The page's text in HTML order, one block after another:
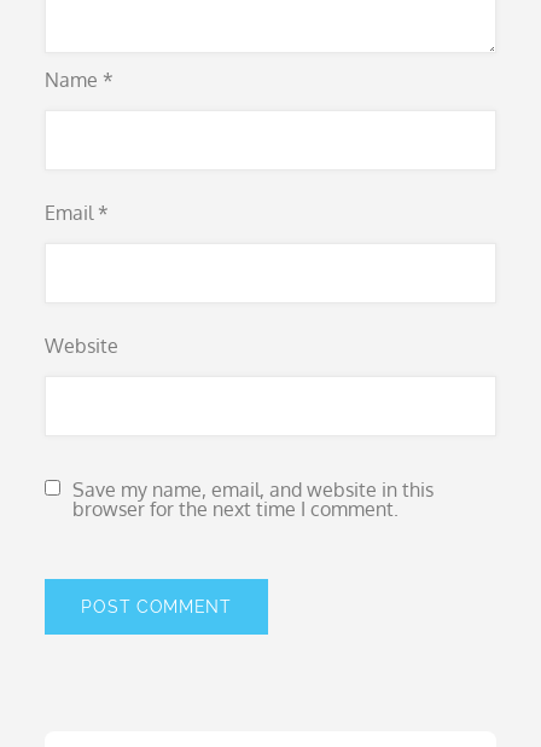
Name *
Email *
Website
Save my name, email, and website in this
browser for the next time I comment.